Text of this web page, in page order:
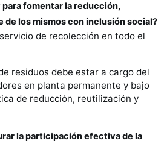
fomentar la reducción,
los mismos con inclusión social?
de recolección en todo el
residuos debe estar a cargo del
en planta permanente y bajo
de reducción, reutilización y
la participación efectiva de la